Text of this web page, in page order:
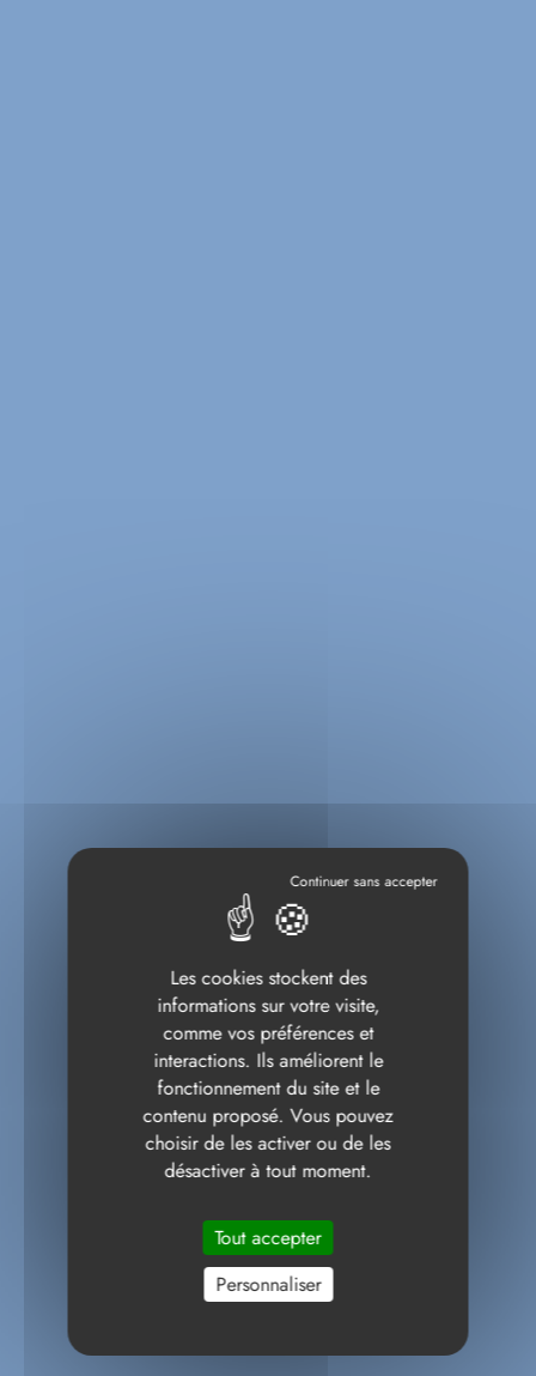
Les cookies stockent des
informations sur votre visite,
comme vos préférences et
interactions. Ils améliorent le
fonctionnement du site et le
contenu proposé. Vous pouvez
choisir de les activer ou de les
désactiver à tout moment.
Tout accepter
Personnaliser